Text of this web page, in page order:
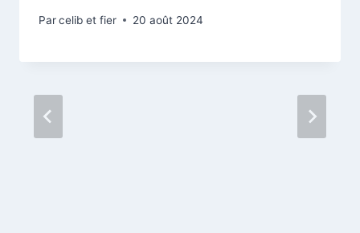
Parcelib et fier 20 août 2024